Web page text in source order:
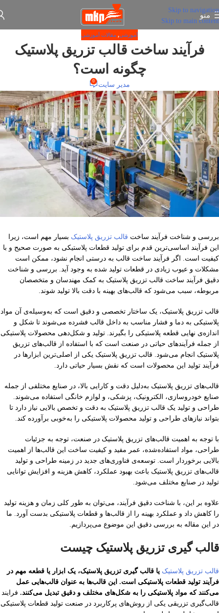
Skip to navigation
Skip to main content
منو
آموزشی, مقالات آموزشی
فرآیند ساخت قالب تزریق پلاستیک
چگونه است؟
مدیر سایت 0
بررسی و شناخت فرآیند ساخت قالب تزریق پلاستیک بسیار مهم است، زیرا
این فرآیند اساسی‌ترین قدم برای تولید قطعات پلاستیکی به صورت صحیح و با
کیفیت است. اگر فرآیند ساخت قالب به درستی انجام نشود، ممکن است
مشکلات و عیوب زیادی در قطعات تولید شده به وجود آید. بررسی و شناخت
دقیق فرآیند ساخت قالب تزریق پلاستیک به کمک مهندسان و متخصصان
مربوطه، سبب می‌شود که قالب‌های بهینه با دقت بالا تولید شوند.
قالب تزریق پلاستیک، یک ساختار تخصصی و دقیق است که به‌وسیله‌ی آن مواد
پلاستیکی به دما و فشار مناسب به داخل قالب فشرده می‌شوند تا شکل و
اندازه‌ی نهایی قطعه پلاستیکی را بگیرند. تولید و شکل‌دهی محصولات پلاستیکی
از جمله فرآیندهای حیاتی در صنعت است که با استفاده از قالب‌های تزریق
پلاستیک انجام می‌شود. قالب تزریق پلاستیک یکی از اصلی‌ترین ابزارها در
فرآیند تولید این محصولات است که نقش بسیار حیاتی دارد.
قالب‌های تزریق پلاستیک به‌دلیل دقت و کارایی بالا، در صنایع مختلفی از جمله
صنایع خودروسازی، الکترونیک، پزشکی، و لوازم خانگی استفاده می‌شوند.
طراحی و تولید یک قالب تزریق پلاستیک به دقت و تخصص بالایی نیاز دارد تا
بتواند نیازهای طراحی و تولید محصولات پلاستیکی را به‌خوبی برآورده کند.
با توجه به اهمیت قالب‌های تزریق پلاستیک در صنعت، توجه به جزئیات
طراحی، مواد استفاده‌شده، عمر مفید و کیفیت ساخت این قالب‌ها از اهمیت
بالایی برخوردار است. توسعه‌ی فناوری‌های جدید در زمینه طراحی و تولید
قالب‌های تزریق پلاستیک باعث بهبود عملکرد، کاهش هزینه و افزایش توانایی
تولید در صنایع مختلف می‌شود.
علاوه بر این، با شناخت دقیق فرآیند، می‌توان به طور کلی زمان و هزینه تولید
را کاهش داد و عملکرد بهینه را از قالب‌ها و قطعات پلاستیکی بدست آورد. ما
در این مقاله به بررسی دقیق این موضوع می‌پردازیم.
قالب گیری تزریق پلاستیک چیست
قالب تزریق پلاستیک یا قالب گیری تزریق پلاستیک، یک ابزار یا قطعه مهم در
فرآیند تولید قطعات پلاستیکی است. این قالب‌ها به عنوان قالب‌هایی عمل
می‌کنند که مواد پلاستیکی را به شکل‌های مختلف و دقیق تبدیل می‌کنند. فرایند
قالب‌گیری تزریقی یکی از روش‌های پرکاربرد در صنعت تولید قطعات پلاستیکی